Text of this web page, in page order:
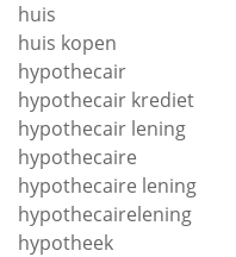
huis
huis kopen
hypothecair
hypothecair krediet
hypothecair lening
hypothecaire
hypothecaire lening
hypothecairelening
hypotheek